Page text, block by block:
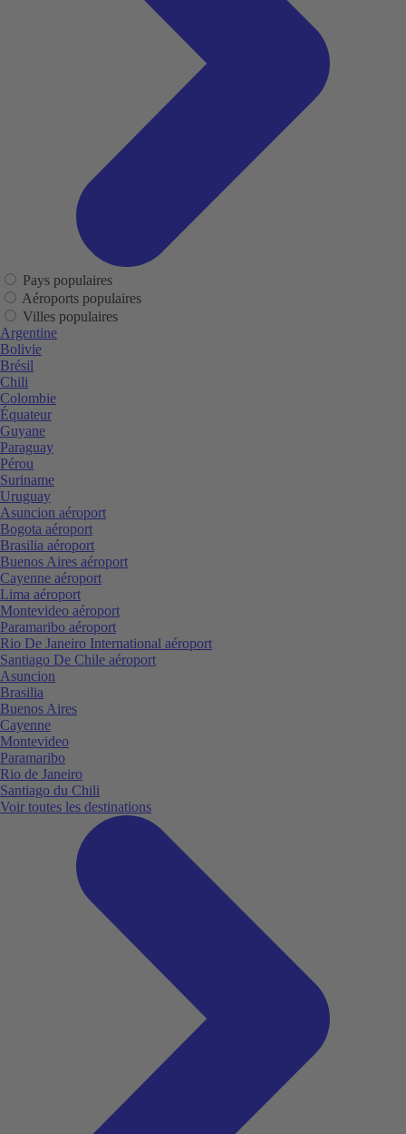
Pays populaires
Aéroports populaires
Villes populaires
Argentine
Bolivie
Brésil
Chili
Colombie
Équateur
Guyane
Paraguay
Pérou
Suriname
Uruguay
Asuncion aéroport
Bogota aéroport
Brasilia aéroport
Buenos Aires aéroport
Cayenne aéroport
Lima aéroport
Montevideo aéroport
Paramaribo aéroport
Rio De Janeiro International aéroport
Santiago De Chile aéroport
Asuncion
Brasilia
Buenos Aires
Cayenne
Montevideo
Paramaribo
Rio de Janeiro
Santiago du Chili
Voir toutes les destinations